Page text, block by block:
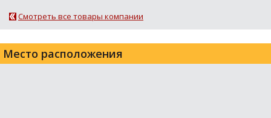
Смотреть все товары компании
Место расположения